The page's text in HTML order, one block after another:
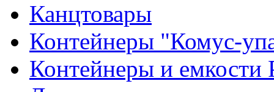
Канцтовары
Контейнеры "Комус-
Контейнеры и емкости